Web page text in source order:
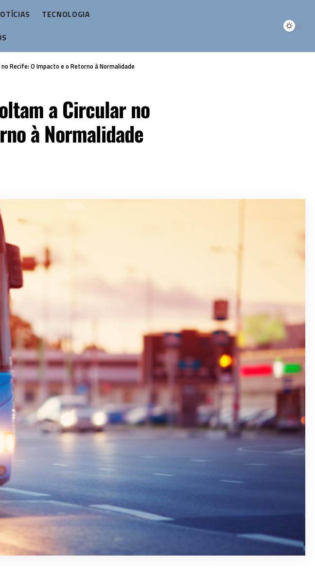
TECNOLOGIA
Recife: O Impacto e o Retorno à Normalidade
a Circular no
à Normalidade